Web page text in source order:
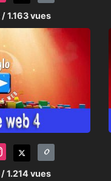
/ 1.163 vues
/ 1.214 vues